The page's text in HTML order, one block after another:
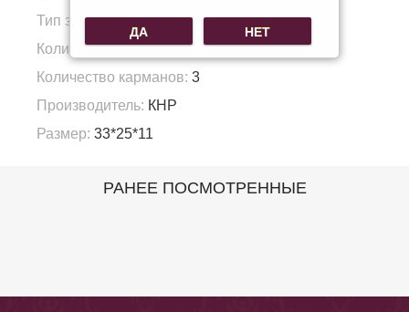
Тип застежки:Молния/магнит
Количество отделений:1
Количество карманов: 3
Производитель: КНР
Размер: 33*25*11
РАНЕЕ ПОСМОТРЕННЫЕ
ДА НЕТ